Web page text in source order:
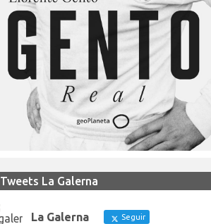
Tweets La Galerna
La Galerna Seguir